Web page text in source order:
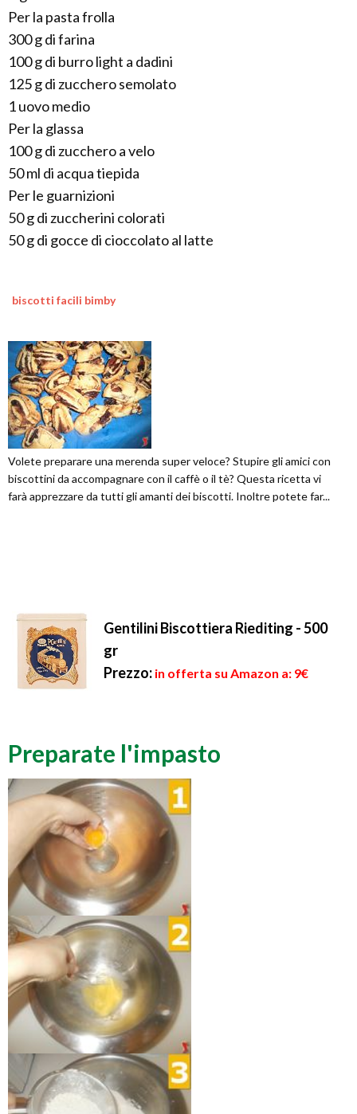
Per la pasta frolla
300 g di farina
100 g di burro light a dadini
125 g di zucchero semolato
1 uovo medio
Per la glassa
100 g di zucchero a velo
50 ml di acqua tiepida
Per le guarnizioni
50 g di zuccherini colorati
50 g di gocce di cioccolato al latte
biscotti facili bimby
Volete preparare una merenda super veloce? Stupire gli amici con
biscottini da accompagnare con il caffè o il tè? Questa ricetta vi
farà apprezzare da tutti gli amanti dei biscotti. Inoltre potete far...
Gentilini Biscottiera Riediting - 500
gr
Prezzo: in offerta su Amazon a: 9€
Preparate l'impasto